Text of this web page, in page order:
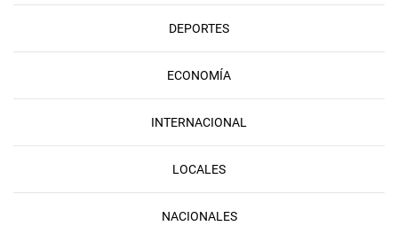
DEPORTES
ECONOMÍA
INTERNACIONAL
LOCALES
NACIONALES